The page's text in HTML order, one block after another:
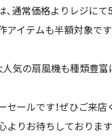
通常価格よりレジにて50
アイテムも半額対象です
人気の扇風機も種類豊富
セールです！ぜひご来
よりお待ちしております